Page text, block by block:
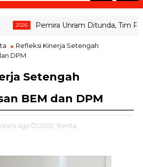
Pemira Unram Ditunda, Tim
Refleksi Kinerja Setengah
DPM
Setengah
BEM dan DPM
ago 2022, Berita,